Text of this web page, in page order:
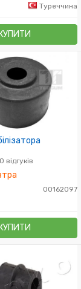
Туреччина
КУПИТИ
0 відгуків
00162097
КУПИТИ